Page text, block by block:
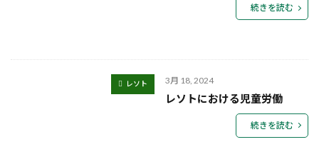
続きを読む
レソト 3月 18, 2024
レソトにおける児童労働
続きを読む